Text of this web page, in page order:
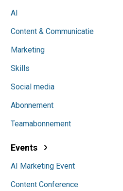
AI
Content & Communicatie
Marketing
Skills
Social media
Abonnement
Teamabonnement
Events
AI Marketing Event
Content Conference